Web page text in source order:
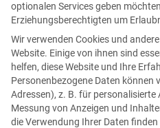
optionalen Services geben
Erziehungsberechtigten um
Wir verwenden Cookies und
Website. Einige von ihnen sind
helfen, diese Website und Ihre
Personenbezogene Daten können
Adressen), z. B. für
Messung von Anzeigen und
die Verwendung Ihrer Daten finden